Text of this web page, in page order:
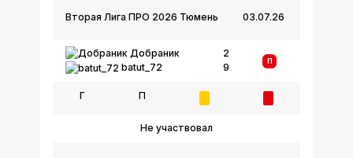
03.07.26
Вторая Лига ПРО 2026 Тюмень
Добраник
batut_72
2
9
П
Г П
Не участвовал